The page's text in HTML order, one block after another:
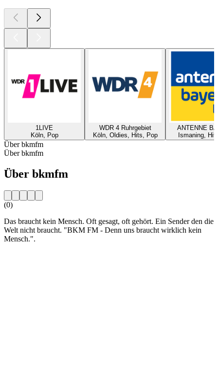
1LIVE
Köln, Pop
WDR 4 Ruhrgebiet
Köln, Oldies, Hits, Pop
ANTENNE
Ismaning,
Über bkmfm
Über bkmfm
Über bkmfm
(0)
Das braucht kein Mensch. Oft gesagt, oft gehört. Ein Sender den die
Welt nicht braucht. "BKM FM - Denn uns braucht wirklich kein
Mensch.".